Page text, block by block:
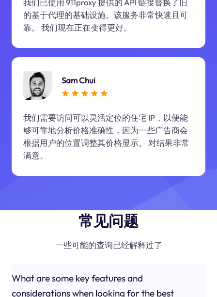
我们已使用 911proxy 提供的 API 链接替换了旧
的基于代理的基础设施。该服务非常快速且可
靠。 我们现在正在变得更好。
Sam Chui
我们需要访问可以灵活定位的住宅 IP，以便能
够可靠地分析价格准确性，因为一些广告商会
根据用户的位置调整其价格显示。 对结果非常
满意。
常见问题
一些可能的查询已经解释过了
What are some key features and
considerations when looking for the best